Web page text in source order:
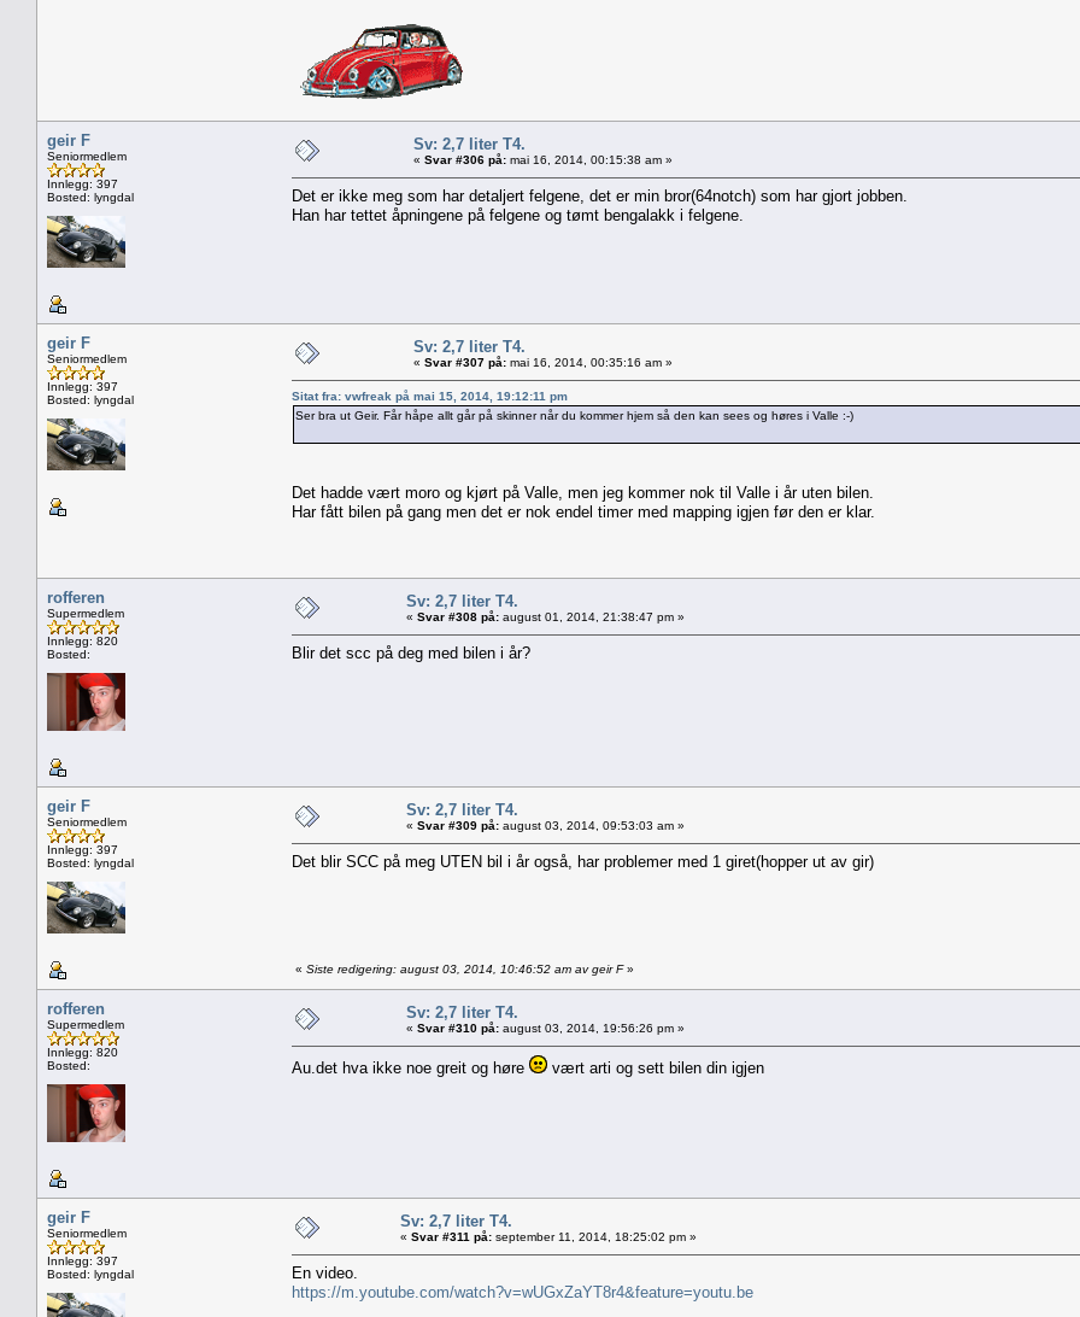
geir F
Seniormedlem
Innlegg: 397
Bosted: lyngdal
Sv: 2,7 liter T4.
« Svar #306 på: mai 16, 2014, 00:15:38 am »
Det er ikke meg som har detaljert felgene, det er min bror(64notch) som har gjort jobben.
Han har tettet åpningene på felgene og tømt bengalakk i felgene.
geir F
Seniormedlem
Innlegg: 397
Bosted: lyngdal
Sv: 2,7 liter T4.
« Svar #307 på: mai 16, 2014, 00:35:16 am »
Sitat fra: vwfreak på mai 15, 2014, 19:12:11 pm
Ser bra ut Geir. Får håpe allt går på skinner når du kommer hjem så den kan sees og høres i Valle :-)
Det hadde vært moro og kjørt på Valle, men jeg kommer nok til Valle i år uten bilen.
Har fått bilen på gang men det er nok endel timer med mapping igjen før den er klar.
rofferen
Supermedlem
Innlegg: 820
Bosted:
Sv: 2,7 liter T4.
« Svar #308 på: august 01, 2014, 21:38:47 pm »
Blir det scc på deg med bilen i år?
geir F
Seniormedlem
Innlegg: 397
Bosted: lyngdal
Sv: 2,7 liter T4.
« Svar #309 på: august 03, 2014, 09:53:03 am »
Det blir SCC på meg UTEN bil i år også, har problemer med 1 giret(hopper ut av gir)
« Siste redigering: august 03, 2014, 10:46:52 am av geir F»
rofferen
Supermedlem
Innlegg: 820
Bosted:
Sv: 2,7 liter T4.
« Svar #310 på: august 03, 2014, 19:56:26 pm »
Au.det hva ikke noe greit og høre vært arti og sett bilen din igjen
geir F
Seniormedlem
Innlegg: 397
Bosted: lyngdal
Sv: 2,7 liter T4.
« Svar #311 på: september 11, 2014, 18:25:02 pm »
En video.
https://m.youtube.com/watch?v=wUGxZaYT8r4&feature=youtu.be